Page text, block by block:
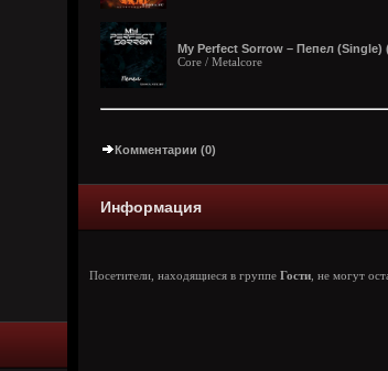
My Perfect Sorrow – Пепел (Single)
Core / Metalcore
Комментарии (0)
Информация
Посетители, находящиеся в группе Гости , не могут